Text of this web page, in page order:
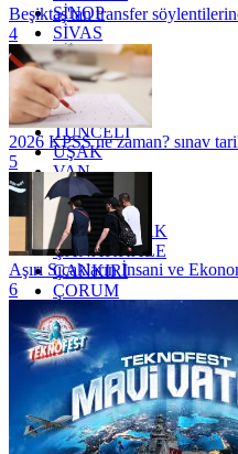
SİNOP
SİVAS
SİİRT
TEKİRDAĞ
TOKAT
TRABZON
TUNCELİ
UŞAK
VAN
YALOVA
YOZGAT
ZONGULDAK
ÇANAKKALE
ÇANKIRI
ÇORUM
İSTANBUL
İZMİR
ŞANLIURFA
ŞIRNAK
Beşiktaş'tan transfer
4
2026 KPSS ne zaman? sınav
5
Aşırı Sıcakların İnsani ve
6